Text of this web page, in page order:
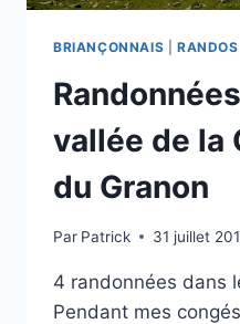
BRIANÇONNAIS RANDOS
vallée de la
du Granon
Par Patrick 31 juillet
4 randonnées dans
Pendant mes